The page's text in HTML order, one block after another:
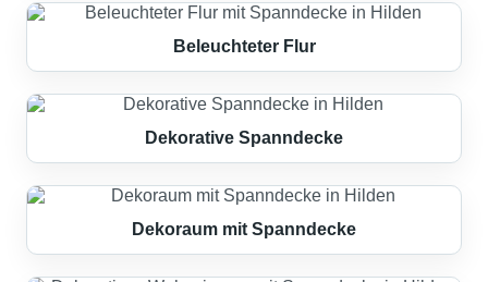
Beleuchteter Flur
Dekorative Spanndecke
Dekoraum mit Spanndecke